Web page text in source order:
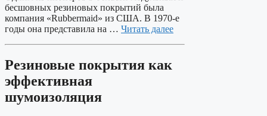
бесшовных резиновых покрытий была
компания «Rubbermaid» из США. В 1970-е
годы она представила на … Читать далее
Резиновые покрытия как
эффективная
шумоизоляция